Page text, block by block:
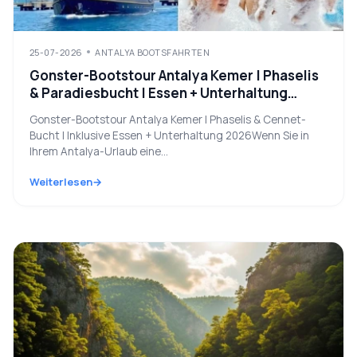
25-07-2026 ANTALYA BOOTSFAHRTEN
Gonster-Bootstour Antalya Kemer | Phaselis
& Paradiesbucht | Essen + Unterhaltung
Gonster-Bootstour Antalya Kemer | Phaselis & Cennet-
Bucht | Inklusive Essen + Unterhaltung 2026Wenn Sie in
Ihrem Antalya-Urlaub eine...
Weiterlesen